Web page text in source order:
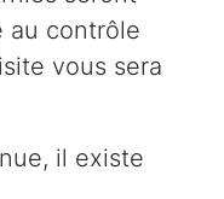
au contrôle
vous sera
il existe